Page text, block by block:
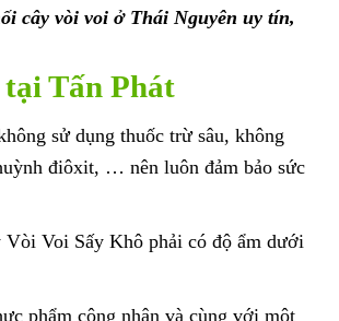
cây vòi voi ở Thái Nguyên uy tín,
Tấn Phát
sử dụng thuốc trừ sâu, không
điôxit, … nên luôn đảm bảo sức
Voi Sấy Khô phải có độ ẩm dưới
phẩm công nhận và cùng với một